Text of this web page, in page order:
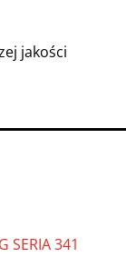
jakości